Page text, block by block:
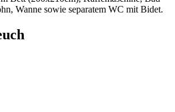
Wanne sowie separatem WC mit Bidet.